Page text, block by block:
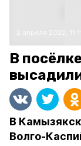
В
В
Волго-